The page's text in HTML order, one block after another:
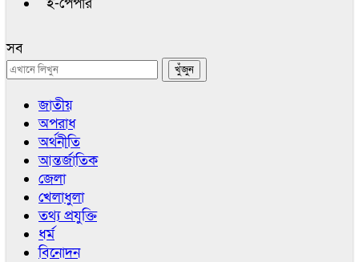
সব
জাতীয়
অপরাধ
অর্থনীতি
আন্তর্জাতিক
জেলা
খেলাধুলা
তথ্য প্রযুক্তি
ধর্ম
বিনোদন